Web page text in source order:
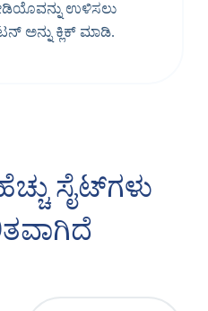
ಉಳಿಸಲು
ಕ್ಲಿಕ್ ಮಾಡಿ.
ಸೈಟ್‌ಗಳು